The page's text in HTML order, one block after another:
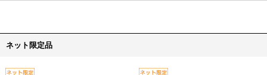
ネット限定品